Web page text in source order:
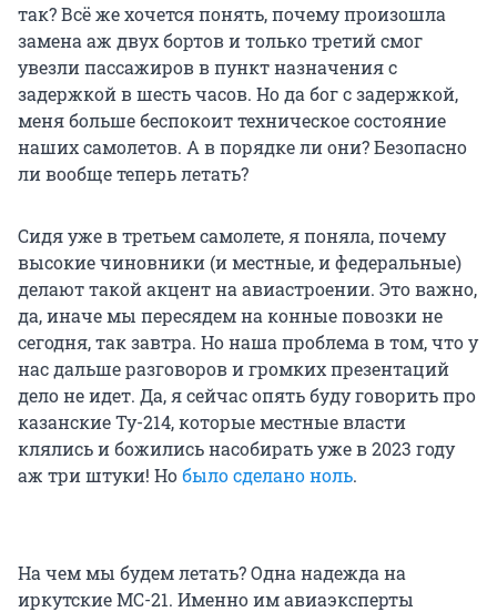
так? Всё же хочется понять, почему произошла
замена аж двух бортов и только третий смог
увезли пассажиров в пункт назначения с
задержкой в шесть часов. Но да бог с задержкой,
меня больше беспокоит техническое состояние
наших самолетов. А в порядке ли они? Безопасно
ли вообще теперь летать?
Сидя уже в третьем самолете, я поняла, почему
высокие чиновники (и местные, и федеральные)
делают такой акцент на авиастроении. Это важно,
да, иначе мы пересядем на конные повозки не
сегодня, так завтра. Но наша проблема в том, что у
нас дальше разговоров и громких презентаций
дело не идет. Да, я сейчас опять буду говорить про
казанские Ту-214, которые местные власти
клялись и божились насобирать уже в 2023 году
аж три штуки! Нобыло сделано ноль.
На чем мы будем летать? Одна надежда на
иркутские МС-21. Именно им авиаэксперты